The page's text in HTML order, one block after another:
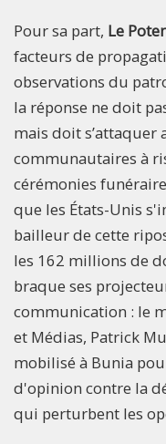
Pour sa part, Le
facteurs de
observations du
la réponse ne doit
mais doit s’attaquer
communautaires à
cérémonies
que les États-Unis
bailleur de cette
les 162 millions de
braque ses
communication : le
et Médias, Patrick
mobilisé à Bunia
d'opinion contre la
qui perturbent les